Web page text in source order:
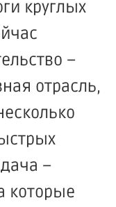
круглых
–
отрасль,
–
которые